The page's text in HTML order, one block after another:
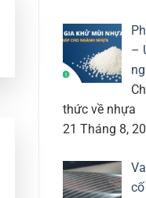
–
thức về nhựa
21 Tháng 8,